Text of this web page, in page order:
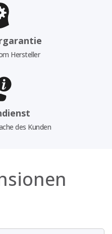
Hersteller
des Kunden